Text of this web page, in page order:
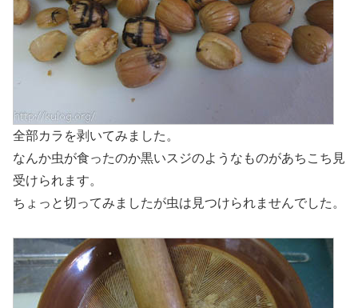
全部カラを剥いてみました。
なんか虫が食ったのか黒いスジのようなものがあちこち見
受けられます。
ちょっと切ってみましたが虫は見つけられませんでした。